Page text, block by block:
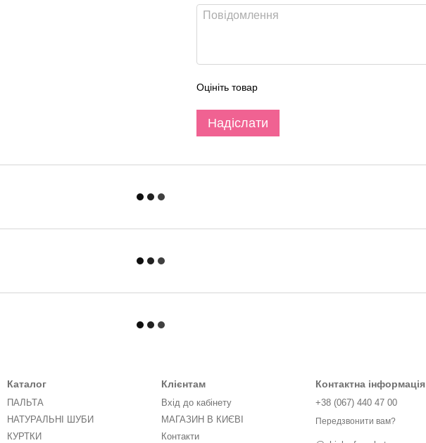
Оцініть товар
Надіслати
Каталог
ПАЛЬТА
НАТУРАЛЬНІ ШУБИ
КУРТКИ
Клієнтам
Вхід до кабінету
МАГАЗИН В КИЄВІ
Контакти
Контактна інформація
+38 (067) 440 47 00
Передзвонити вам?